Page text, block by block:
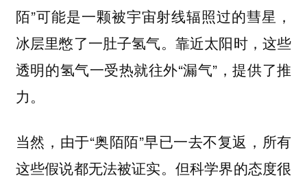
陌”可能是一颗被宇宙射线辐照过的彗星，
冰层里憋了一肚子氢气。靠近太阳时，这些
透明的氢气一受热就往外“漏气”，提供了推
力。
当然，由于“奥陌陌”早已一去不复返，所有
这些假说都无法被证实。但科学界的态度很